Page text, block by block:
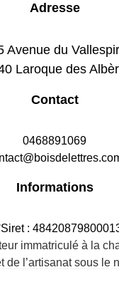
Adresse
Avenue du Vallespir
Laroque des
Contact
0468891069
Informations
:
immatriculé à la
de l’artisanat sous le